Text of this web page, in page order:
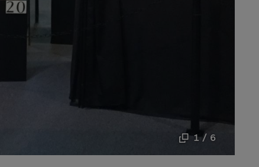
1 / 6